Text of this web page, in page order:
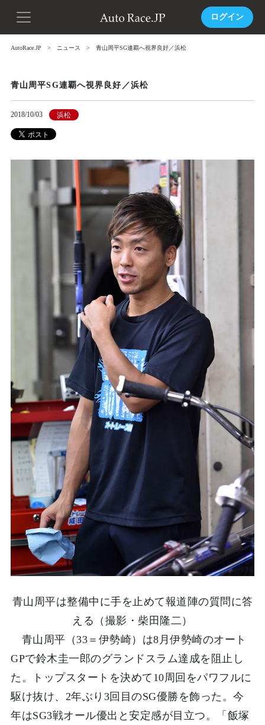
ログイン
AutoRace.JP ニュース 青山周平SG連覇へ視界良好／浜松
青山周平SG連覇へ視界良好／浜松
2018/10/03 浜松
青山周平は整備中に手を止めて報道陣の質問に答
える（撮影・柴田隆二）
青山周平（33＝伊勢崎）は8月伊勢崎のオート
GPで鈴木圭一郎のグランドスラム達成を阻止し
た。トップスタートを決めて10周回をパワフルに
駆け抜け、2年ぶり3回目のSG優勝を飾った。今
年はSG3戦オール優出と安定感が目立つ。「飯塚